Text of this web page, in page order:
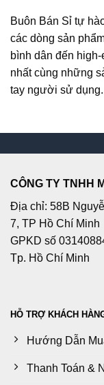
Buôn Bán Sỉ tự
các dòng sản
bình dân đến
nhất cùng những
tay người sử dụng.
CÔNG TY TNHH
Địa chỉ: 58B
7, TP Hồ Chí Minh
GPKD số
Tp. Hồ Chí Minh
HỖ TRỢ KHÁCH
Hướng Dẫn
Thanh Toán &